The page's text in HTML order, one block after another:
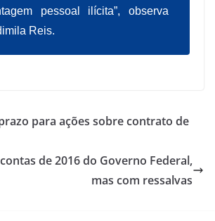
pessoal ilícita”, observa
Reis.
para ações sobre contrato de
de 2016 do Governo Federal,
mas com ressalvas